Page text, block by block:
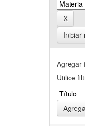
Iniciar
Agregar
Utilice